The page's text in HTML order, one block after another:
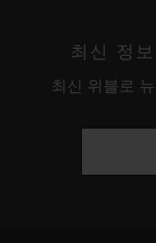
최신 정
최신 위블로